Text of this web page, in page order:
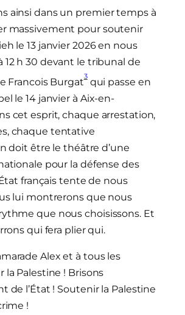
ainsi dans un premier temps à
massivement pour soutenir
le 13 janvier 2026 en nous
12 h 30 devant le tribunal de
Francois Burgat
3
qui passe en
le 14 janvier à Aix-en-
cet esprit, chaque arrestation,
chaque tentative
doit être le théâtre d’une
pour la défense des
français tente de nous
lui montrerons que nous
que nous choisissons. Et
qui fera plier qui.
Alex et à tous les
la Palestine ! Brisons
de l’État ! Soutenir la Palestine
!